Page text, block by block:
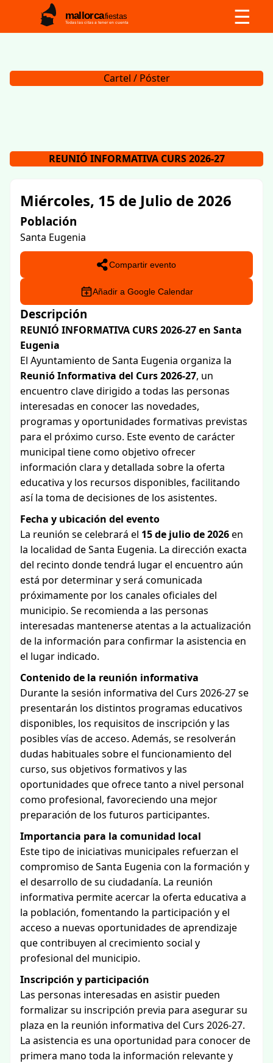
mallorcafiestas
Todas las citas a tener en cuenta ☰
Cartel / Póster
REUNIÓ INFORMATIVA CURS 2026-27
Miércoles, 15 de Julio de 2026
Población
Santa Eugenia
Compartir evento
Añadir a Google Calendar
Descripción
REUNIÓ INFORMATIVA CURS 2026-27 en Santa
Eugenia
El Ayuntamiento de Santa Eugenia organiza la
Reunió Informativa del Curs 2026-27, un
encuentro clave dirigido a todas las personas
interesadas en conocer las novedades,
programas y oportunidades formativas previstas
para el próximo curso. Este evento de carácter
municipal tiene como objetivo ofrecer
información clara y detallada sobre la oferta
educativa y los recursos disponibles, facilitando
así la toma de decisiones de los asistentes.
Fecha y ubicación del evento
La reunión se celebrará el 15 de julio de 2026en
la localidad de Santa Eugenia. La dirección exacta
del recinto donde tendrá lugar el encuentro aún
está por determinar y será comunicada
próximamente por los canales oficiales del
municipio. Se recomienda a las personas
interesadas mantenerse atentas a la actualización
de la información para confirmar la asistencia en
el lugar indicado.
Contenido de la reunión informativa
Durante la sesión informativa del Curs 2026-27 se
presentarán los distintos programas educativos
disponibles, los requisitos de inscripción y las
posibles vías de acceso. Además, se resolverán
dudas habituales sobre el funcionamiento del
curso, sus objetivos formativos y las
oportunidades que ofrece tanto a nivel personal
como profesional, favoreciendo una mejor
preparación de los futuros participantes.
Importancia para la comunidad local
Este tipo de iniciativas municipales refuerzan el
compromiso de Santa Eugenia con la formación y
el desarrollo de su ciudadanía. La reunión
informativa permite acercar la oferta educativa a
la población, fomentando la participación y el
acceso a nuevas oportunidades de aprendizaje
que contribuyen al crecimiento social y
profesional del municipio.
Inscripción y participación
Las personas interesadas en asistir pueden
formalizar su inscripción previa para asegurar su
plaza en la reunión informativa del Curs 2026-27.
La asistencia es una oportunidad para conocer de
primera mano toda la información relevante y